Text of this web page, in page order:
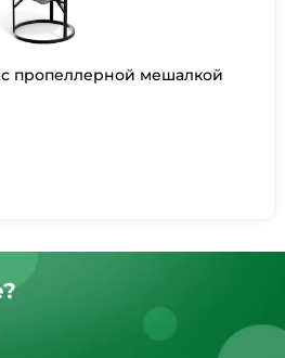
с пропеллерной мешалкой